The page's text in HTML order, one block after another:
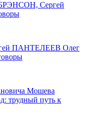
БРЭНСОН, Сергей
ПАНТЕЛЕЕВ Олег
Мошева
трудный путь к